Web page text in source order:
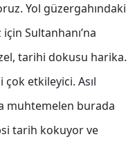
Yol güzergahındaki
Sultanhanı’na
tarihi dokusu harika.
etkileyici. Asıl
muhtemelen burada
tarih kokuyor ve